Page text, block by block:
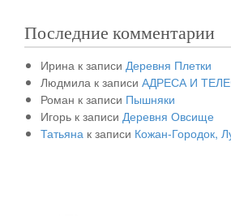
Последние комментарии
Ирина к записи Деревня Плетки
Людмила к записи АДРЕСА И
Роман к записи Пышняки
Игорь к записи Деревня Овсище
Татьяна к записи Кожан-Городок,